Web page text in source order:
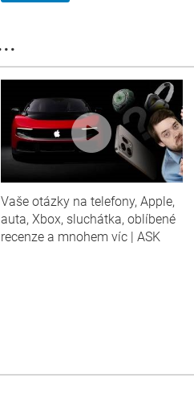
Vaše otázky na telefony, Apple,
auta, Xbox, sluchátka, oblíbené
recenze a mnohem víc | ASK